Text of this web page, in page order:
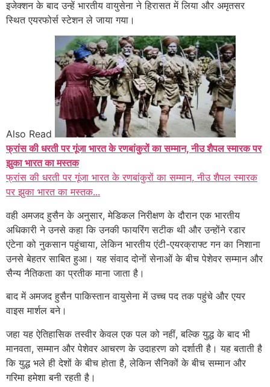
इजेक्शन के बाद उन्हें भारतीय वायुसेना ने हिरासत में लिया और अमृतसर
स्थित एयरफोर्स स्टेशन ले जाया गया।
Also Read
फ्रांस की धरती पर गूंजा भारत के रणबांकुरों का सम्मान, नीउ शैपल स्मारक पर
झुका भारत का मस्तक
फ्रांस की धरती पर गूंजा भारत के रणबांकुरों का सम्मान, नीउ शैपल स्मारक
पर झुका भारत का मस्तक...
वही अमजद हुसैन के अनुसार, मेडिकल निरीक्षण के दौरान एक भारतीय
अधिकारी ने उनसे कहा कि उनकी फायरिंग सटीक थी और उन्होंने रडार
एंटेना को नुकसान पहुंचाया, लेकिन भारतीय एंटी-एयरक्राफ्ट गन का निशाना
उनसे बेहतर साबित हुआ। यह संवाद दोनों सेनाओं के बीच पेशेवर सम्मान और
सैन्य नैतिकता का प्रतीक माना जाता है।
बाद में अमजद हुसैन पाकिस्तान वायुसेना में उच्च पद तक पहुंचे और एयर
वाइस मार्शल बने।
जहा यह ऐतिहासिक तस्वीर केवल एक पल को नहीं, बल्कि युद्ध के बाद भी
मानवता, सम्मान और पेशेवर आचरण के उदाहरण को दर्शाती है। यह बताती है
कि युद्ध भले ही देशों के बीच होता है, लेकिन सैनिकों के बीच सम्मान और
गरिमा हमेशा बनी रहती है।